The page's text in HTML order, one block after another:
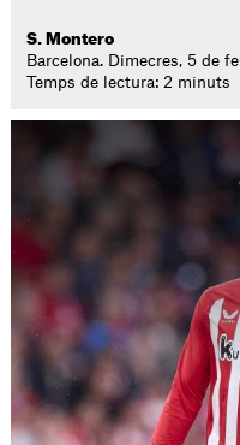
S. Montero
Barcelona. Dimecres, 5 de
Temps de lectura: 2 minuts